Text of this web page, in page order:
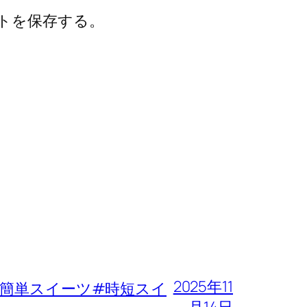
保存する。
スイーツ#時短スイ 2025年11